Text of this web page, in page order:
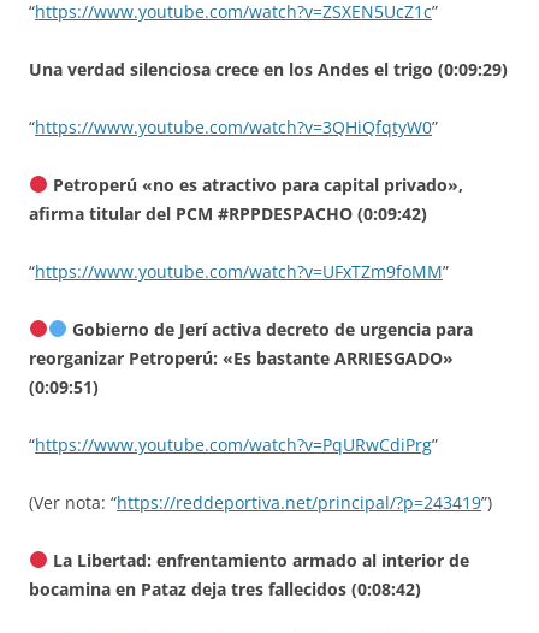
“https://www.youtube.com/watch?v=ZSXEN5UcZ1c”
Una verdad silenciosa crece en los Andes el trigo (0:09:29)
“https://www.youtube.com/watch?v=3QHiQfqtyW0”
Petroperú «no es atractivo para capital privado»,
afirma titular del PCM #RPPDESPACHO (0:09:42)
“https://www.youtube.com/watch?v=UFxTZm9foMM”
Gobierno de Jerí activa decreto de urgencia para
reorganizar Petroperú: «Es bastante ARRIESGADO»
(0:09:51)
“https://www.youtube.com/watch?v=PqURwCdiPrg”
(Ver nota: “https://reddeportiva.net/principal/?p=243419”)
La Libertad: enfrentamiento armado al interior de
bocamina en Pataz deja tres fallecidos (0:08:42)